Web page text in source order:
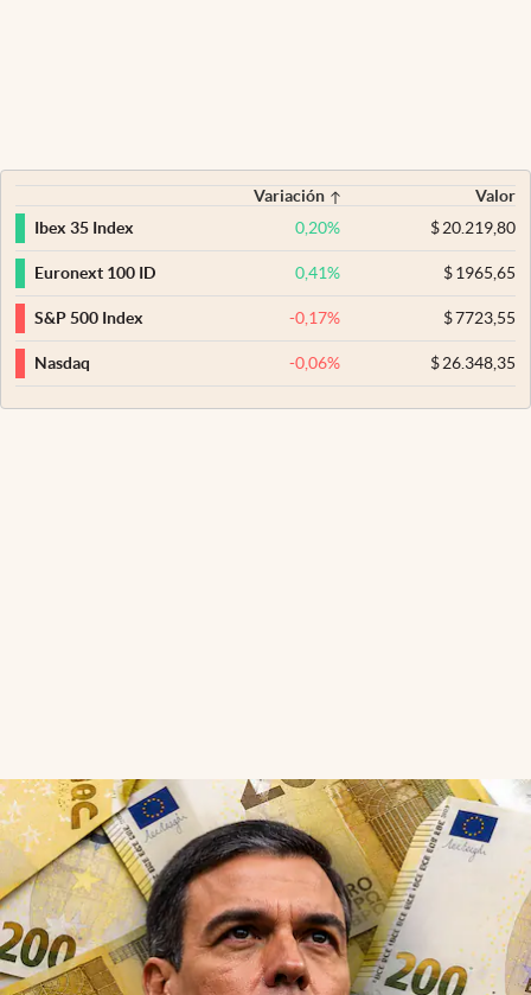
Variación
Valor
Ibex 35 Index
0,20% $20.219,80
Euronext 100 ID 0,41% $1965,65
S&P 500 Index -0,17% $7723,55
Nasdaq -0,06% $26.348,35